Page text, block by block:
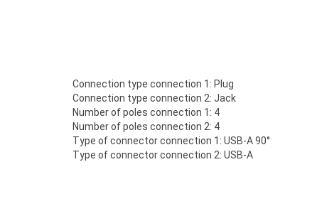
Connection type connection 1: Plug
Connection type connection 2: Jack
Number of poles connection 1: 4
Number of poles connection 2: 4
Type of connector connection 1: USB-A 90°
Type of connector connection 2: USB-A